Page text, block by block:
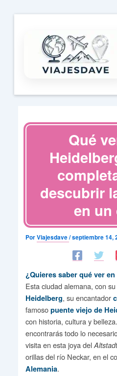
contenido
Qué
descubrir
en un
PorViajesdave/septiembre 14,
¿Quieres saber qué ver
Esta ciudad alemana, con
Heidelberg, su encantador
famoso puente viejo de
con historia, cultura y
encontrarás todo lo
visita en esta joya del
orillas del río Neckar, en el
Alemania.